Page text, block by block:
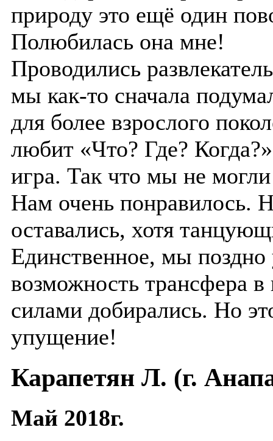
природу это ещё один
Полюбилась она мне!
Проводились
мы как-то сначала
для более взрослого
любит «Что? Где?
игра. Так что мы не
Нам очень понравилось.
оставались, хотя
Единственное, мы поздно
возможность трансфера
силами добирались. Но
упущение!
Карапетян Л. (г.
Май 2018г.